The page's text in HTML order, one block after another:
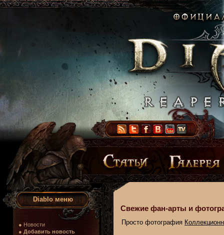
Diablo меню
● Новости
● Добавить новость
Свежие фан-арты и
Просто фотография